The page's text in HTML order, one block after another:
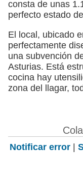
consta de unas
perfecto estado
El local, ubicado
perfectamente
una subvención
Asturias. Está
cocina hay
zona del llagar,
Notificar error |